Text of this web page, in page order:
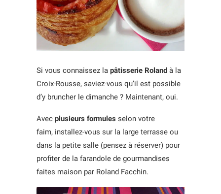
Si vous connaissez la pâtisserie Roland à la
Croix-Rousse, saviez-vous qu’il est possible
d’y bruncher le dimanche ? Maintenant, oui.
Avec plusieurs formules selon votre
faim, installez-vous sur la large terrasse ou
dans la petite salle (pensez à réserver) pour
profiter de la farandole de gourmandises
faites maison par Roland Facchin.